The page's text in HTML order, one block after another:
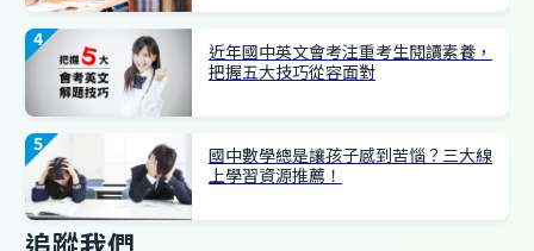
近年國中英文會考注重考生閱讀素養，
把握五大技巧從容面對
國中數學總是讓孩子感到苦惱？三大線
上學習資源推薦！